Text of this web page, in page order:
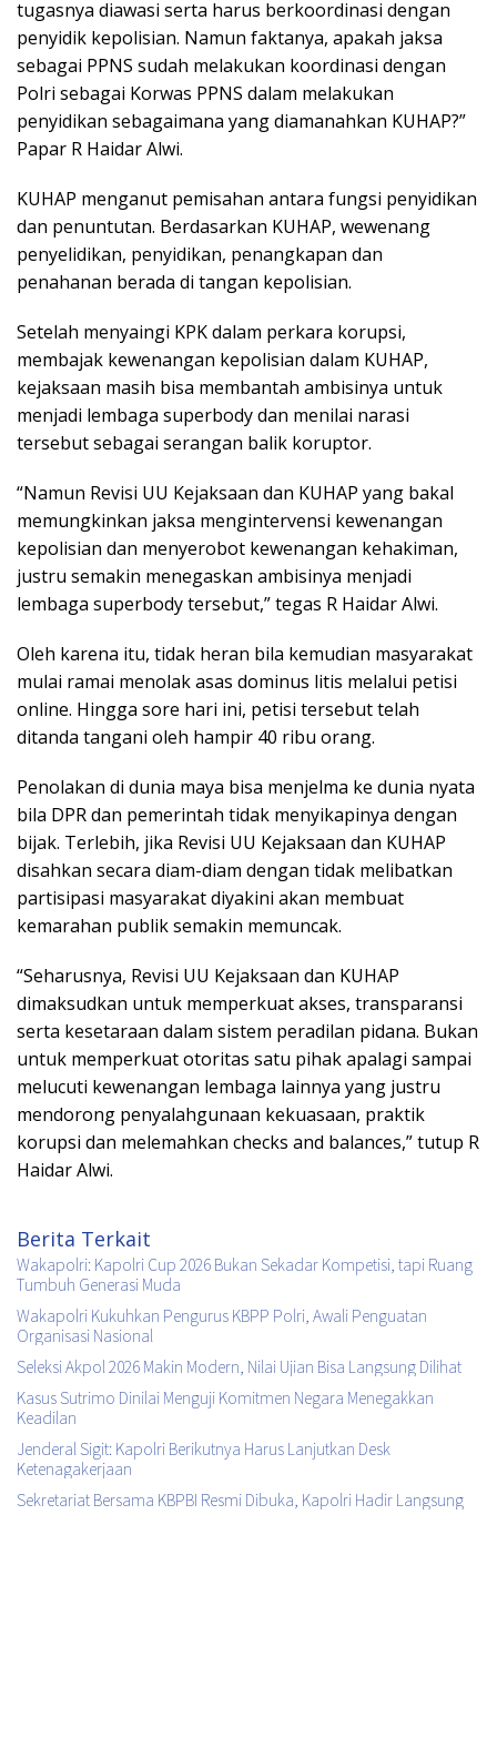
tugasnya diawasi serta harus berkoordinasi dengan
penyidik kepolisian. Namun faktanya, apakah jaksa
sebagai PPNS sudah melakukan koordinasi dengan
Polri sebagai Korwas PPNS dalam melakukan
penyidikan sebagaimana yang diamanahkan KUHAP?”
Papar R Haidar Alwi.
KUHAP menganut pemisahan antara fungsi penyidikan
dan penuntutan. Berdasarkan KUHAP, wewenang
penyelidikan, penyidikan, penangkapan dan
penahanan berada di tangan kepolisian.
Setelah menyaingi KPK dalam perkara korupsi,
membajak kewenangan kepolisian dalam KUHAP,
kejaksaan masih bisa membantah ambisinya untuk
menjadi lembaga superbody dan menilai narasi
tersebut sebagai serangan balik koruptor.
“Namun Revisi UU Kejaksaan dan KUHAP yang bakal
memungkinkan jaksa mengintervensi kewenangan
kepolisian dan menyerobot kewenangan kehakiman,
justru semakin menegaskan ambisinya menjadi
lembaga superbody tersebut,” tegas R Haidar Alwi.
Oleh karena itu, tidak heran bila kemudian masyarakat
mulai ramai menolak asas dominus litis melalui petisi
online. Hingga sore hari ini, petisi tersebut telah
ditanda tangani oleh hampir 40 ribu orang.
Penolakan di dunia maya bisa menjelma ke dunia nyata
bila DPR dan pemerintah tidak menyikapinya dengan
bijak. Terlebih, jika Revisi UU Kejaksaan dan KUHAP
disahkan secara diam-diam dengan tidak melibatkan
partisipasi masyarakat diyakini akan membuat
kemarahan publik semakin memuncak.
“Seharusnya, Revisi UU Kejaksaan dan KUHAP
dimaksudkan untuk memperkuat akses, transparansi
serta kesetaraan dalam sistem peradilan pidana. Bukan
untuk memperkuat otoritas satu pihak apalagi sampai
melucuti kewenangan lembaga lainnya yang justru
mendorong penyalahgunaan kekuasaan, praktik
korupsi dan melemahkan checks and balances,” tutup R
Haidar Alwi.
Berita Terkait
Wakapolri: Kapolri Cup 2026 Bukan Sekadar Kompetisi, tapi Ruang
Tumbuh Generasi Muda
Wakapolri Kukuhkan Pengurus KBPP Polri, Awali Penguatan
Organisasi Nasional
Seleksi Akpol 2026 Makin Modern, Nilai Ujian Bisa Langsung Dilihat
Kasus Sutrimo Dinilai Menguji Komitmen Negara Menegakkan
Keadilan
Jenderal Sigit: Kapolri Berikutnya Harus Lanjutkan Desk
Ketenagakerjaan
Sekretariat Bersama KBPBI Resmi Dibuka, Kapolri Hadir Langsung